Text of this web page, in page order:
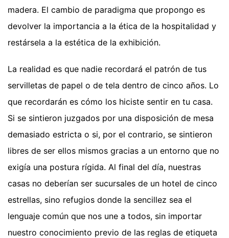
madera. El cambio de paradigma que propongo es
devolver la importancia a la ética de la hospitalidad y
restársela a la estética de la exhibición.
La realidad es que nadie recordará el patrón de tus
servilletas de papel o de tela dentro de cinco años. Lo
que recordarán es cómo los hiciste sentir en tu casa.
Si se sintieron juzgados por una disposición de mesa
demasiado estricta o si, por el contrario, se sintieron
libres de ser ellos mismos gracias a un entorno que no
exigía una postura rígida. Al final del día, nuestras
casas no deberían ser sucursales de un hotel de cinco
estrellas, sino refugios donde la sencillez sea el
lenguaje común que nos une a todos, sin importar
nuestro conocimiento previo de las reglas de etiqueta